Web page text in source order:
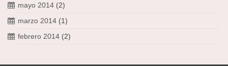
mayo 2014 (2)
marzo 2014 (1)
febrero 2014 (2)